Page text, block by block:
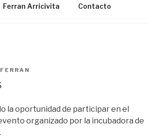
Ferran Arricivita Contacto
FERRAN
la oportunidad de participar en el
organizado por la incubadora de
.